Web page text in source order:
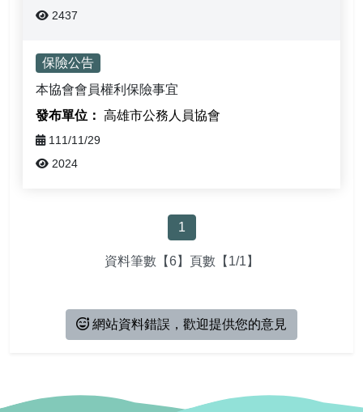
2437
保險公告
本協會會員權利保險事宜
高雄市公務人員協會
111/11/29
2024
1
資料筆數【6】頁數【1/1】
網站資料錯誤，歡迎提供您的意見